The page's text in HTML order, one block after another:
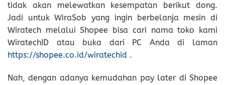
tidak akan melewatkan kesempatan berikut dong.
Jadi untuk WiraSob yang ingin berbelanja mesin di
Wiratech melalui Shopee bisa cari nama toko kami
WiratechID atau buka dari PC Anda di laman
https://shopee.co.id/wiratechid .
Nah, dengan adanya kemudahan pay later di Shopee